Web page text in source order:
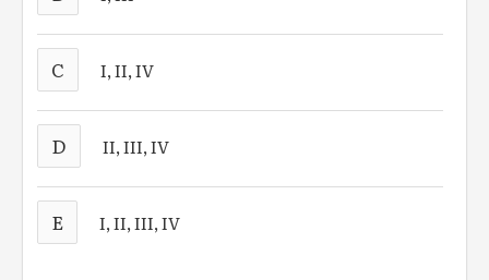
C I, II, IV
D II, III, IV
E I, II, III, IV